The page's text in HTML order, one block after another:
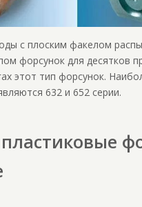
с плоским факелом
форсунок для десятков
этот тип форсунок.
632 и 652 серии.